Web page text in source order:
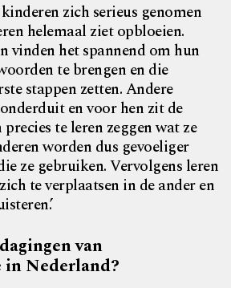
kinderen zich serieus genomen
helemaal ziet opbloeien.
vinden het spannend om hun
te brengen en die
stappen zetten. Andere
en voor hen zit de
te leren zeggen wat ze
worden dus gevoeliger
ze gebruiken. Vervolgens leren
te verplaatsen in de ander en
van
Nederland?